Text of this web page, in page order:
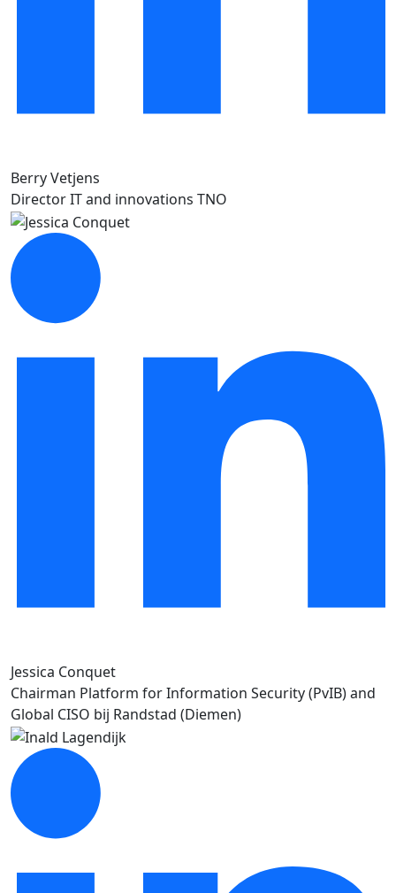
Berry Vetjens
Director IT and innovations TNO
Jessica Conquet
Chairman Platform for Information Security (PvIB) and
Global CISO bij Randstad (Diemen)